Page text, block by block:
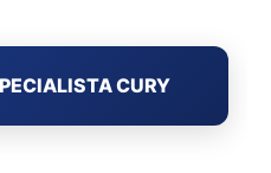
CURY